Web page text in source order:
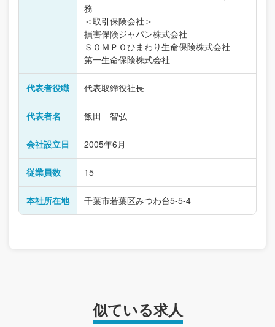
務
＜取引保険会社＞
損害保険ジャパン株式会社
ＳＯＭＰＯひまわり生命保険株式会社
第一生命保険株式会社
代表者役職 代表取締役社長
代表者名 飯田 智弘
会社設立日 2005年6月
従業員数 15
本社所在地 千葉市若葉区みつわ台5-5-4
似ている求人